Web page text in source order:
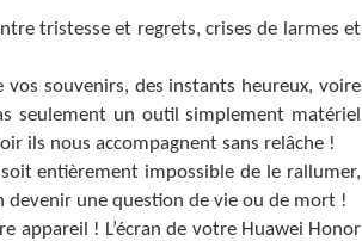
tristesse et regrets, crises de larmes et
souvenirs, des instants heureux, voire
seulement un outil simplement matériel
ils nous accompagnent sans relâche !
entièrement impossible de le rallumer,
une question de vie ou de mort !
appareil ! L’écran de votre Huawei Honor